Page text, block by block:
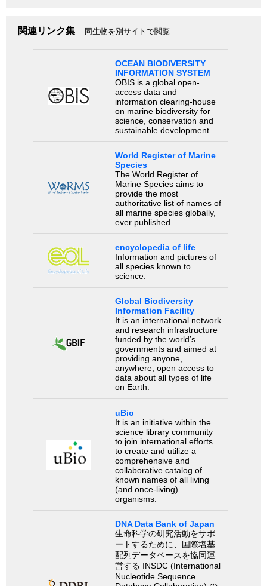
関連リンク集 同生物を別サイトで閲覧
OCEAN BIODIVERSITY
INFORMATION SYSTEM
OBIS is a global open-
access data and
information clearing-house
on marine biodiversity for
science, conservation and
sustainable development.
World Register of Marine
Species
The World Register of
Marine Species aims to
provide the most
authoritative list of names of
all marine species globally,
ever published.
encyclopedia of life
Information and pictures of
all species known to
science.
Global Biodiversity
Information Facility
It is an international network
and research infrastructure
funded by the world’s
governments and aimed at
providing anyone,
anywhere, open access to
data about all types of life
on Earth.
uBio
It is an initiative within the
science library community
to join international efforts
to create and utilize a
comprehensive and
collaborative catalog of
known names of all living
(and once-living)
organisms.
DNA Data Bank of Japan
生命科学の研究活動をサポ
ートするために、国際塩基
配列データベースを協同運
営する INSDC (International
Nucleotide Sequence